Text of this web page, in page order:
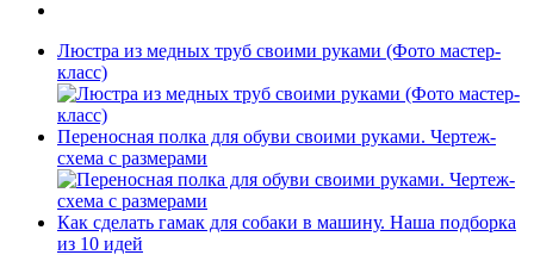
Люстра из медных труб своими руками (Фото мастер-
класс)
Переносная полка для обуви своими руками. Чертеж-
схема с размерами
Как сделать гамак для собаки в машину. Наша подборка
из 10 идей